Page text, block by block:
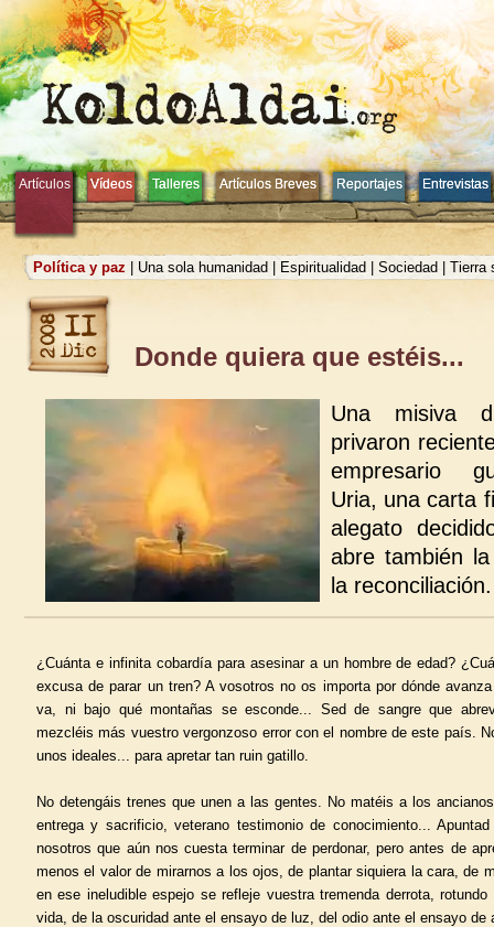
Artículos Vídeos Talleres Artículos Breves Reportajes Entrevistas
Artículos Vídeos Talleres Artículos Breves Reportajes Entrevistas
Política y paz Una sola humanidad Espiritualidad Sociedad Tierra
Donde quiera que estéis...
Una misiva
privaron
empresario
Uria, una carta
alegato
abre también
la reconciliación.
¿Cuánta e infinita cobardía para asesinar a un hombre de edad?
excusa de parar un tren? A vosotros no os importa por dónde
va, ni bajo qué montañas se esconde... Sed de sangre que
mezcléis más vuestro vergonzoso error con el nombre de este país.
unos ideales... para apretar tan ruin gatillo.
No detengáis trenes que unen a las gentes. No matéis a los
entrega y sacrificio, veterano testimonio de conocimiento...
nosotros que aún nos cuesta terminar de perdonar, pero antes de
menos el valor de mirarnos a los ojos, de plantar siquiera la cara, de
en ese ineludible espejo se refleje vuestra tremenda derrota,
vida, de la oscuridad ante el ensayo de luz, del odio ante el ensayo de